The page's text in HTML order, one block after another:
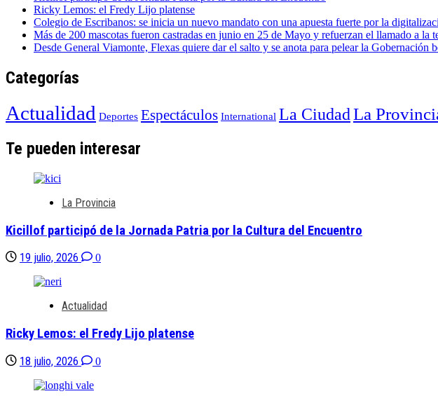
Ricky Lemos: el Fredy Lijo platense
Colegio de Escribanos: se inicia un nuevo mandato con una apuesta fuerte por la
Más de 200 mascotas fueron castradas en junio en 25 de Mayo y refuerzan el llamado a la
Desde General Viamonte, Flexas quiere dar el salto y se anota para pelear la Gobernación
Categorías
Actualidad Deportes Espectáculos International La Ciudad La
Te pueden interesar
La Provincia
Kicillof participó de la Jornada Patria por la Cultura del Encuentro
19 julio, 2026 0
Actualidad
Ricky Lemos: el Fredy Lijo platense
18 julio, 2026 0